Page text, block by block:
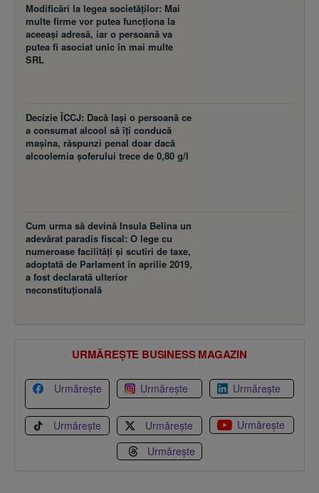
Modificări la legea societăţilor: Mai
multe firme vor putea funcţiona la
aceeaşi adresă, iar o persoană va
putea fi asociat unic în mai multe
SRL
Decizie ÎCCJ: Dacă laşi o persoană ce
a consumat alcool să îţi conducă
maşina, răspunzi penal doar dacă
alcoolemia şoferului trece de 0,80 g/l
Cum urma să devină Insula Belina un
adevărat paradis fiscal: O lege cu
numeroase facilităţi şi scutiri de taxe,
adoptată de Parlament în aprilie 2019,
a fost declarată ulterior
neconstituţională
URMĂREȘTE BUSINESS MAGAZIN
Urmărește Urmărește Urmărește
Urmărește Urmărește
Urmărește
Urmărește